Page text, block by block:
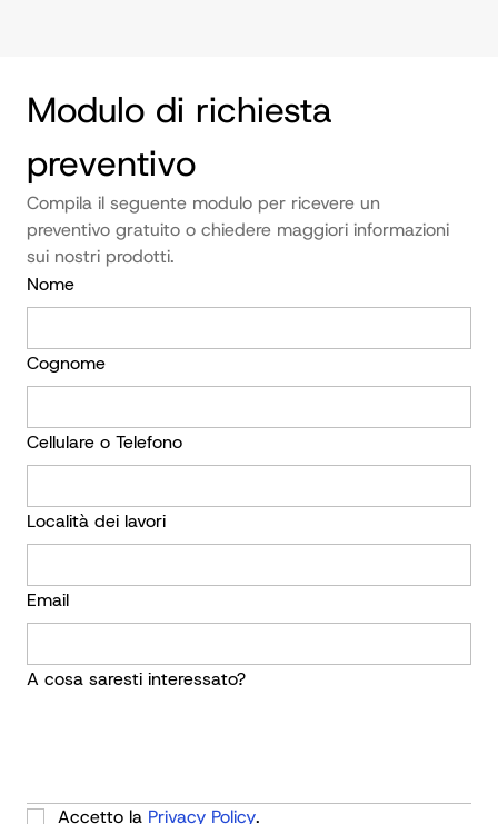
Modulo di richiesta
preventivo
Compila il seguente modulo per ricevere un
preventivo gratuito o chiedere maggiori informazioni
sui nostri prodotti.
Nome
Cognome
Cellulare o Telefono
Località dei lavori
Email
A cosa saresti interessato?
Accetto la Privacy Policy.